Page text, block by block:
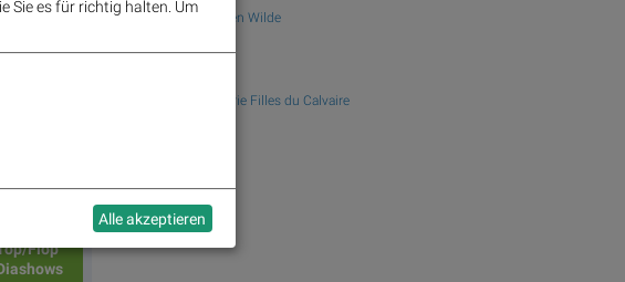
Flop
Ann und Jürgen Wilde
Yusuf Sevinçli
Galerist & Galerie Filles du Calvaire
Sie es für richtig halten. Um
Alle akzeptieren